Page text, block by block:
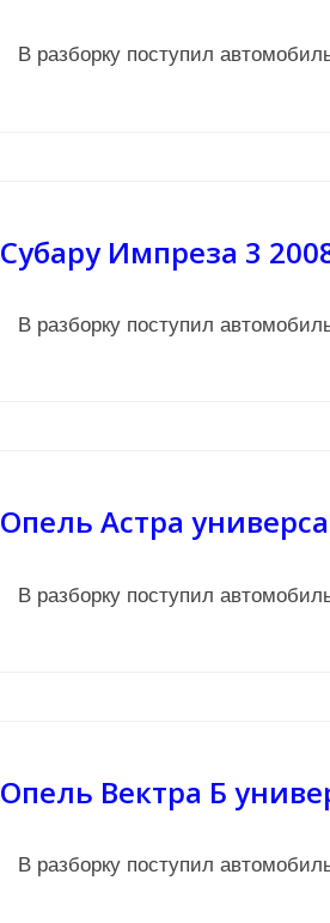
В разборку поступил
Субару Импреза 3
В разборку поступил
Опель Астра
В разборку поступил
Опель Вектра Б
В разборку поступил